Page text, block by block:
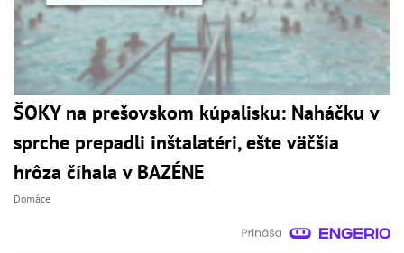
ŠOKY na prešovskom kúpalisku: Naháčku v
sprche prepadli inštalatéri, ešte väčšia
hrôza číhala v BAZÉNE
Domáce